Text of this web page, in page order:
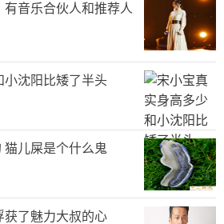
音乐合伙人和推荐人
小沈阳比矮了半头
猫儿屎为什么是黑色的 猫儿屎是个什么鬼
获了魅力大叔的心